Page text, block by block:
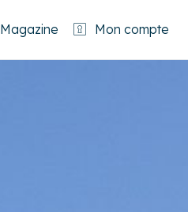
Magazine Mon compte